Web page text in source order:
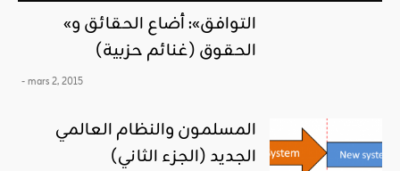
«التوافق»: أضاع الحقائق و
الحقوق (غنائم حزبية)
- mars 2, 2015
المسلمون والنظام العالمي
الجديد (الجزء الثاني)